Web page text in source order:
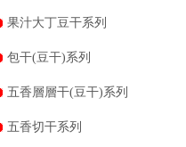
果汁大丁豆干系列
包干(豆干)系列
五香層層干(豆干)系列
五香切干系列